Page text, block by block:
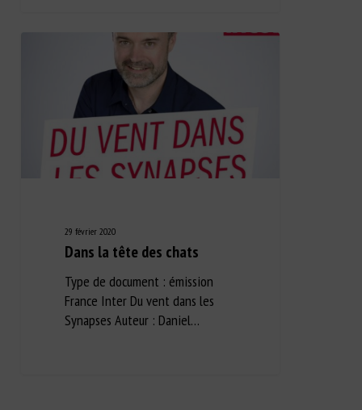
29 février 2020
Dans la tête des chats
Type de document : émission
France Inter Du vent dans les
Synapses Auteur : Daniel…